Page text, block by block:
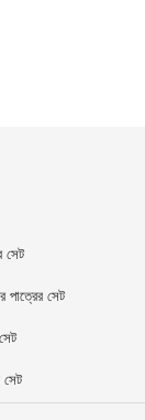
সেট
পাত্রের সেট
সেট